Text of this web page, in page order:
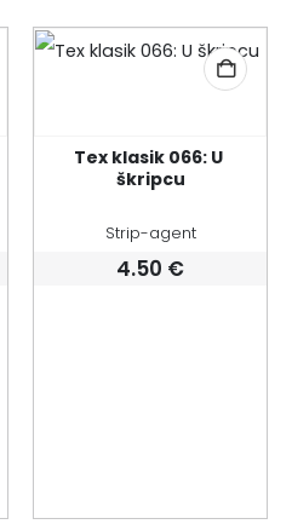
Tex klasik 066: U
škripcu
Strip-agent
4.50 €